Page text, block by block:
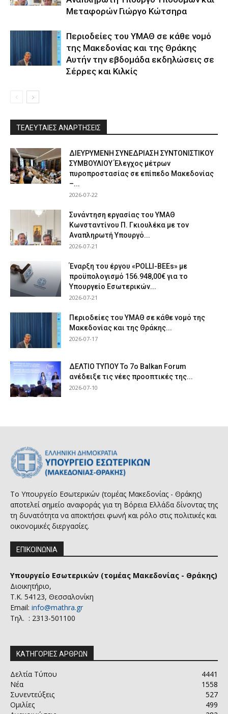
Μεταφορών Γιώργο Κώτσηρα
Περιοδείες του ΥΜΑΘ σε κάθε νομό
της Μακεδονίας και της Θράκης
Αυτήν την εβδομάδα εκδηλώσεις σε
Σέρρες και Κιλκίς
ΤΕΛΕΥΤΑΙΕΣ ΑΝΑΡΤΗΣΕΙΣ
ΔΙΕΥΡΥΜΕΝΗ ΣΥΝΕΔΡΙΑΣΗ ΣΥΝΤΟΝΙΣΤΙΚΟΥ
ΣΥΜΒΟΥΛΙΟΥ Έλεγχος μέτρων
πυροπροστασίας σε επίπεδο Μακεδονίας
–...
2026-07-22
Συνάντηση εργασίας του ΥΜΑΘ
Κωνσταντίνου Π. Γκιουλέκα με τον
Αναπληρωτή Υπουργό...
2026-07-21
Έναρξη του έργου «POLLI-BEEs» με
προϋπολογισμό 156.948,00€ για το
Υπουργείο Εσωτερικών...
2026-07-21
Περιοδείες του ΥΜΑΘ σε κάθε νομό της
Μακεδονίας και της Θράκης...
2026-07-17
ΔΕΛΤΙΟ ΤΥΠΟΥ Το 7ο Balkan Forum
ανέδειξε τις νέες προοπτικές της...
2026-07-10
Το Υπουργείο Εσωτερικών (τομέας Μακεδονίας - Θράκης)
αποτελεί σημείο αναφοράς για τη Βόρεια Ελλάδα δίνοντας της
τη δυνατότητα να αποκτήσει φωνή και ρόλο στις πολιτικές και
οικονομικές διεργασίες.
ΕΠΙΚΟΙΝΩΝΙΑ
Υπουργείο Εσωτερικών (τομέας Μακεδονίας - Θράκης)
Διοικητήριο,
Τ.Κ. 54123, Θεσσαλονίκη
Email: info@mathra.gr
Τηλ. : 2313-501100
ΚΑΤΗΓΟΡΙΕΣ ΑΡΘΡΩΝ
Δελτία Τύπου
4441
Νέα
1558
Συνεντεύξεις
527
Ομιλίες
499